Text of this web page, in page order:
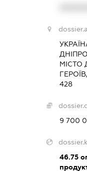
МІСТО
428
9 700
46.75